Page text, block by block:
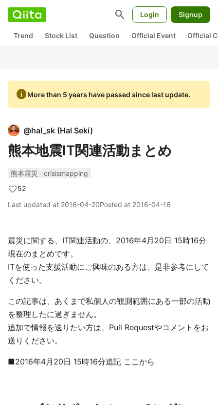
search Login Signup
Trend Stock List Question Official Event Official
infoMore than 5 years have passed since last update.
@hal_sk (Hal Seki)
熊本地震IT関連活動まとめ
熊本震災
crisismapping
52
Last updated at 2016-04-20Posted at 2016-04-16
震災に関する、IT関連活動の、2016年4月20日 15時16分
現在のまとめです。
ITを使った支援活動にご興味のある方は、是非参考にして
ください。
この記事は、あくまで私個人の観測範囲にある一部の活動
を整理したに過ぎません。
追加で情報を送りたい方は、Pull Requestやコメントをお
送りください。
■2016年4月20日 15時16分追記 ここから